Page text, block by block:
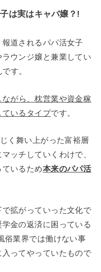
は実はキャバ嬢？!
道されるパパ活女子
ウンジ嬢と兼業してい
す。
がら、枕営業や資金稼
ているタイプです。
く舞い上がった富裕層
ッチしていくわけで、
いるため本来のパパ活
拡がっていった文化で
金の返済に困っている
俗業界では働けない事
ってやっていたもので